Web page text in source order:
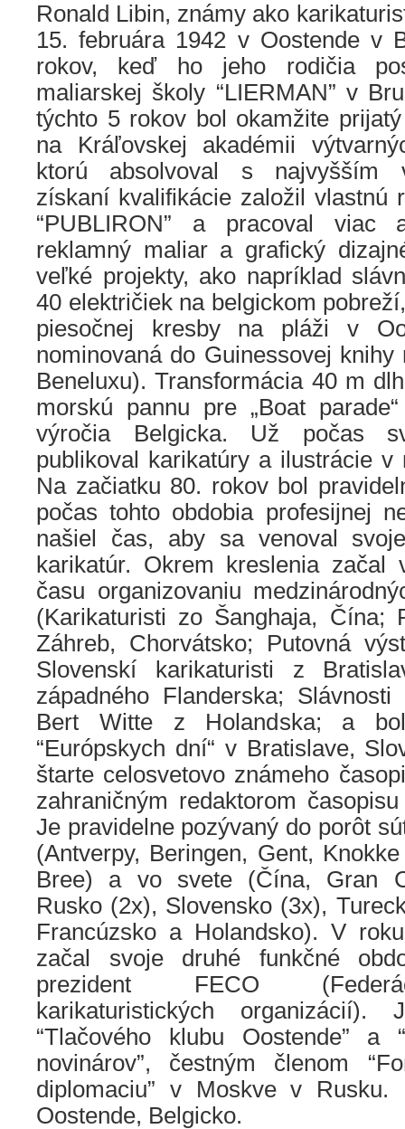
Ronald Libin, známy ako
15. februára 1942 v Oostende v
rokov, keď ho jeho rodičia
maliarskej školy “LIERMAN” v
týchto 5 rokov bol okamžite
na Kráľovskej akadémii
ktorú absolvoval s najvyšším
získaní kvalifikácie založil vlastnú
“PUBLIRON” a pracoval
reklamný maliar a grafický
veľké projekty, ako napríklad
40 električiek na belgickom
piesočnej kresby na pláži v
nominovaná do Guinessovej
Beneluxu). Transformácia 40 m
morskú pannu pre „Boat
výročia Belgicka. Už počas
publikoval karikatúry a ilustrácie v
Na začiatku 80. rokov bol
počas tohto obdobia profesijnej
našiel čas, aby sa venoval
karikatúr. Okrem kreslenia
času organizovaniu
(Karikaturisti zo Šanghaja, Čína;
Záhreb, Chorvátsko; Putovná
Slovenskí karikaturisti z
západného Flanderska;
Bert Witte z Holandska; a bol
“Európskych dní“ v Bratislave,
štarte celosvetovo známeho
zahraničným redaktorom
Je pravidelne pozývaný do porôt
(Antverpy, Beringen, Gent,
Bree) a vo svete (Čína, Gran
Rusko (2x), Slovensko (3x),
Francúzsko a Holandsko). V
začal svoje druhé funkčné
prezident FECO
karikaturistických
“Tlačového klubu Oostende” a
novinárov”, čestným členom
diplomaciu” v Moskve v
Oostende, Belgicko.